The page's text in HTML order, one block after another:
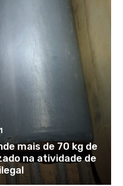
mais de 70 kg de
na atividade de